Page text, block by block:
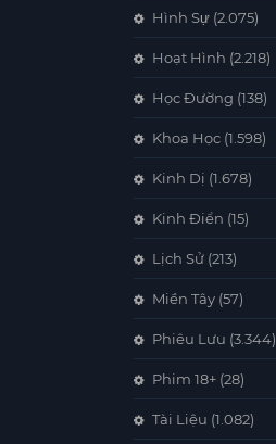
Hình Sự (2.075)
Hoạt Hình (2.218)
Học Đường (138)
Khoa Học (1.598)
Kinh Dị (1.678)
Kinh Điển (15)
Lịch Sử (213)
Miền Tây (57)
Phiêu Lưu (3.344)
Phim 18+ (28)
Tài Liệu (1.082)